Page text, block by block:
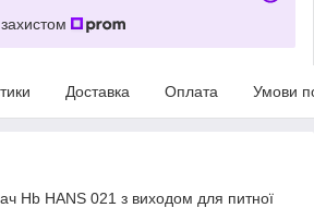
Доставка Оплата Умови
Hb HANS 021 з виходом для питної